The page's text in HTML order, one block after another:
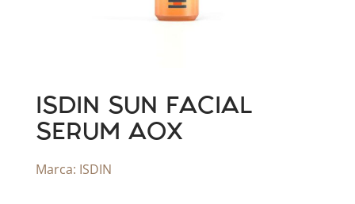
ISDIN SUN FACIAL
SERUM AOX
Marca: ISDIN